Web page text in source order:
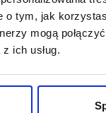
o tym, jak
mogą
ich usług.